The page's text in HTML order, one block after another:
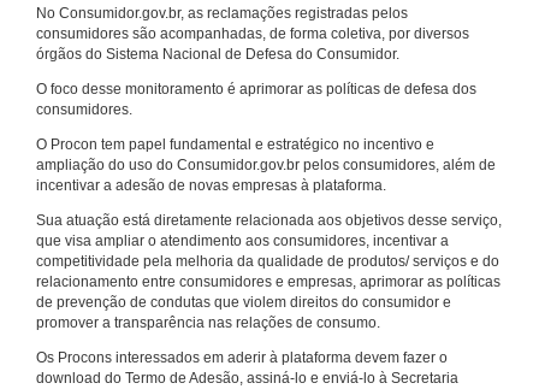
No Consumidor.gov.br, as reclamações registradas pelos
consumidores são acompanhadas, de forma coletiva, por diversos
órgãos do Sistema Nacional de Defesa do Consumidor.
O foco desse monitoramento é aprimorar as políticas de defesa dos
consumidores.
O Procon tem papel fundamental e estratégico no incentivo e
ampliação do uso do Consumidor.gov.br pelos consumidores, além de
incentivar a adesão de novas empresas à plataforma.
Sua atuação está diretamente relacionada aos objetivos desse serviço,
que visa ampliar o atendimento aos consumidores, incentivar a
competitividade pela melhoria da qualidade de produtos/ serviços e do
relacionamento entre consumidores e empresas, aprimorar as políticas
de prevenção de condutas que violem direitos do consumidor e
promover a transparência nas relações de consumo.
Os Procons interessados em aderir à plataforma devem fazer o
download do Termo de Adesão, assiná-lo e enviá-lo à Secretaria